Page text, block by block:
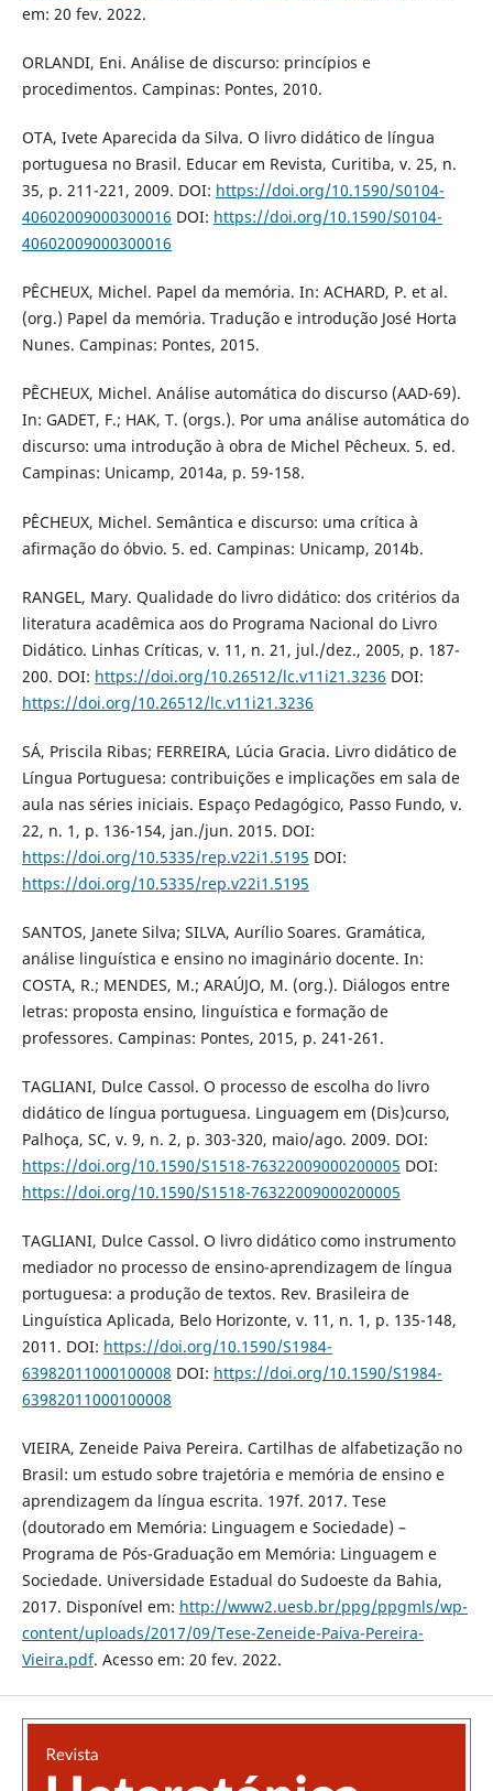
em: 20 fev. 2022.
ORLANDI, Eni. Análise de discurso: princípios e
procedimentos. Campinas: Pontes, 2010.
OTA, Ivete Aparecida da Silva. O livro didático de língua
portuguesa no Brasil. Educar em Revista, Curitiba, v. 25, n.
35, p. 211-221, 2009. DOI: https://doi.org/10.1590/S0104-
40602009000300016 DOI: https://doi.org/10.1590/S0104-
40602009000300016
PÊCHEUX, Michel. Papel da memória. In: ACHARD, P. et al.
(org.) Papel da memória. Tradução e introdução José Horta
Nunes. Campinas: Pontes, 2015.
PÊCHEUX, Michel. Análise automática do discurso (AAD-69).
In: GADET, F.; HAK, T. (orgs.). Por uma análise automática do
discurso: uma introdução à obra de Michel Pêcheux. 5. ed.
Campinas: Unicamp, 2014a, p. 59-158.
PÊCHEUX, Michel. Semântica e discurso: uma crítica à
afirmação do óbvio. 5. ed. Campinas: Unicamp, 2014b.
RANGEL, Mary. Qualidade do livro didático: dos critérios da
literatura acadêmica aos do Programa Nacional do Livro
Didático. Linhas Críticas, v. 11, n. 21, jul./dez., 2005, p. 187-
200. DOI: https://doi.org/10.26512/lc.v11i21.3236 DOI:
https://doi.org/10.26512/lc.v11i21.3236
SÁ, Priscila Ribas; FERREIRA, Lúcia Gracia. Livro didático de
Língua Portuguesa: contribuições e implicações em sala de
aula nas séries iniciais. Espaço Pedagógico, Passo Fundo, v.
22, n. 1, p. 136-154, jan./jun. 2015. DOI:
https://doi.org/10.5335/rep.v22i1.5195 DOI:
https://doi.org/10.5335/rep.v22i1.5195
SANTOS, Janete Silva; SILVA, Aurílio Soares. Gramática,
análise linguística e ensino no imaginário docente. In:
COSTA, R.; MENDES, M.; ARAÚJO, M. (org.). Diálogos entre
letras: proposta ensino, linguística e formação de
professores. Campinas: Pontes, 2015, p. 241-261.
TAGLIANI, Dulce Cassol. O processo de escolha do livro
didático de língua portuguesa. Linguagem em (Dis)curso,
Palhoça, SC, v. 9, n. 2, p. 303-320, maio/ago. 2009. DOI:
https://doi.org/10.1590/S1518-76322009000200005 DOI:
https://doi.org/10.1590/S1518-76322009000200005
TAGLIANI, Dulce Cassol. O livro didático como instrumento
mediador no processo de ensino-aprendizagem de língua
portuguesa: a produção de textos. Rev. Brasileira de
Linguística Aplicada, Belo Horizonte, v. 11, n. 1, p. 135-148,
2011. DOI: https://doi.org/10.1590/S1984-
63982011000100008 DOI: https://doi.org/10.1590/S1984-
63982011000100008
VIEIRA, Zeneide Paiva Pereira. Cartilhas de alfabetização no
Brasil: um estudo sobre trajetória e memória de ensino e
aprendizagem da língua escrita. 197f. 2017. Tese
(doutorado em Memória: Linguagem e Sociedade) –
Programa de Pós-Graduação em Memória: Linguagem e
Sociedade. Universidade Estadual do Sudoeste da Bahia,
2017. Disponível em: http://www2.uesb.br/ppg/ppgmls/wp-
content/uploads/2017/09/Tese-Zeneide-Paiva-Pereira-
Vieira.pdf. Acesso em: 20 fev. 2022.